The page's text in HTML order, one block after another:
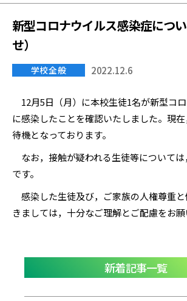
高
等
学
校
新型コロナウイルス感染症につ
せ）
学校全般 2022.12.6
12月5日（月）に本校生徒1名が新型コ
に感染したことを確認いたしました。現
待機となっております。
なお，接触が疑われる生徒等について
です。
感染した生徒及び，ご家族の人権尊重
きましては，十分なご理解とご配慮をお願
新着記事一覧